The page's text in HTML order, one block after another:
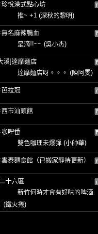
珍悅港式點心坊
推~ +1 (深秋的黎明)
名麻辣鴨血
是滴!!~~ (吳小杰)
溪]達摩麵店
達摩麵店呀。。。 (陳阿雯)
芭拉冠
西市汕頭館
咖哩番
雙色咖理未爆彈 (小帥華)
泰麵食館（已搬家靜待更新）
十六區
新竹何時才會有好味的啤酒
(鐵火捲)